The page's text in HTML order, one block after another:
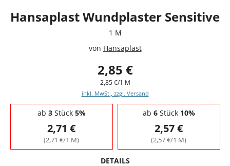
Hansaplast Wundplaster Sensitive
1 M
von Hansaplast
2,85 €
2,85 €/1 M
inkl. MwSt., zzgl. Versand
Staffelpreise - Mengenrabatt
ab 3Stück 5%
2,71 €
(2,71 €/1 M)
ab 6Stück 10%
2,57 €
(2,57 €/1 M)
DETAILS